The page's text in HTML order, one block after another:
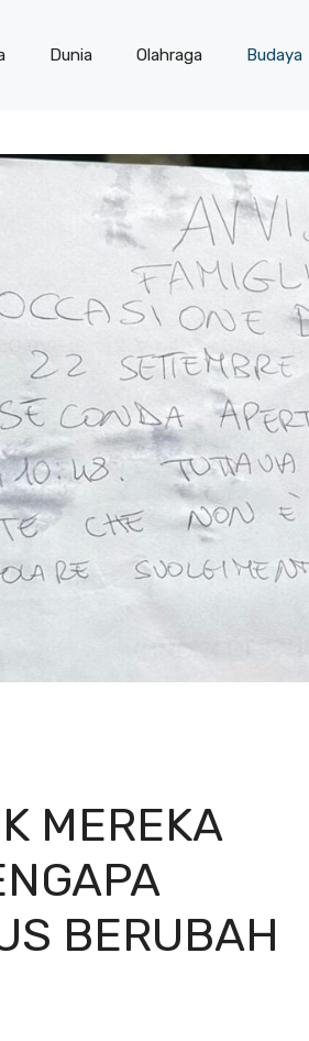
Dunia Olahraga Budaya
MEREKA
BERUBAH